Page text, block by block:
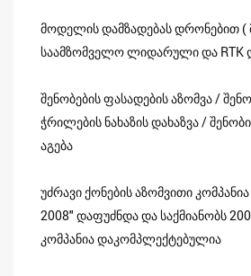
მოდელის დამზადებას დრონებით (
საამზომველო ლიდარული და RTK
შენობების ფასადების აზომვა /
ჭრილების ნახაზის დახაზვა /
აგება
უძრავი ქონების აზომვითი
2008" დაფუძნდა და საქმიანობს
კომპანია დაკომპლექტებულია